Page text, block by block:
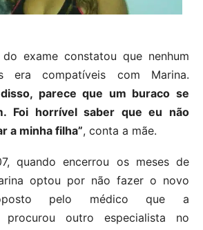
exame constatou que nenhum
era compatíveis com Marina.
parece que um buraco se
Foi horrível saber que eu não
a minha filha”, conta a mãe.
quando encerrou os meses de
optou por não fazer o novo
pelo médico que a
procurou outro especialista no